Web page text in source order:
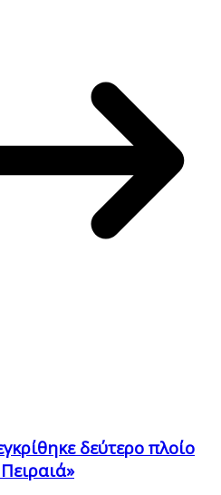
δεύτερο πλοίο